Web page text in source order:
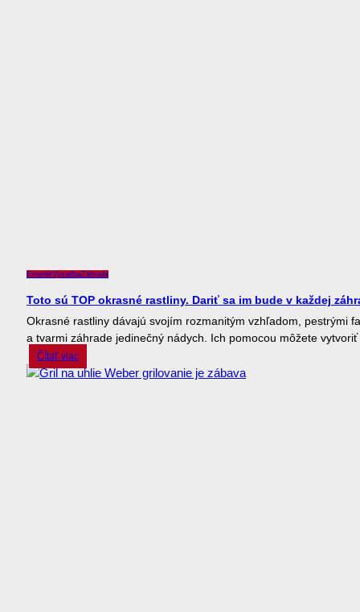
ExteriérVýsadbaZáhrada
Toto sú TOP okrasné rastliny. Dariť sa im bude v každej
Okrasné rastliny dávajú svojím rozmanitým vzhľadom, pestrými
a tvarmi záhrade jedinečný nádych. Ich pomocou môžete vytvoriť
Čítať viac